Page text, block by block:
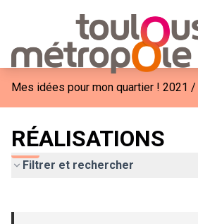
Mes idées pour mon quartier ! 2021 /
RÉALISATIONS
Filtrer et rechercher